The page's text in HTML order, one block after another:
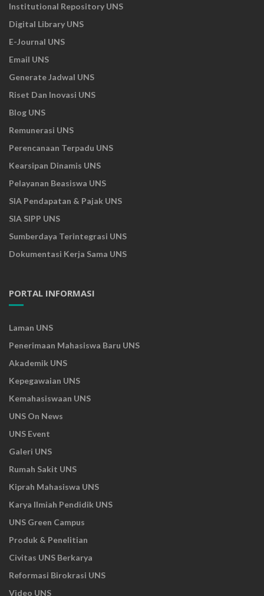
Institutional Repository UNS
Digital Library UNS
E-Journal UNS
Email UNS
Generate Jadwal UNS
Riset Dan Inovasi UNS
Blog UNS
Remunerasi UNS
Perencanaan Terpadu UNS
Kearsipan Dinamis UNS
Pelayanan Beasiswa UNS
SIA Pendapatan & Pajak UNS
SIA SIPP UNS
Sumberdaya Terintegrasi UNS
Dokumentasi Kerja Sama UNS
PORTAL INFORMASI
Laman UNS
Penerimaan Mahasiswa Baru UNS
Akademik UNS
Kepegawaian UNS
Kemahasiswaan UNS
UNS On News
UNS Event
Galeri UNS
Rumah Sakit UNS
Kiprah Mahasiswa UNS
Karya Ilmiah Pendidik UNS
UNS Green Campus
Produk & Penelitian
Civitas UNS Berkarya
Reformasi Birokrasi UNS
Video UNS